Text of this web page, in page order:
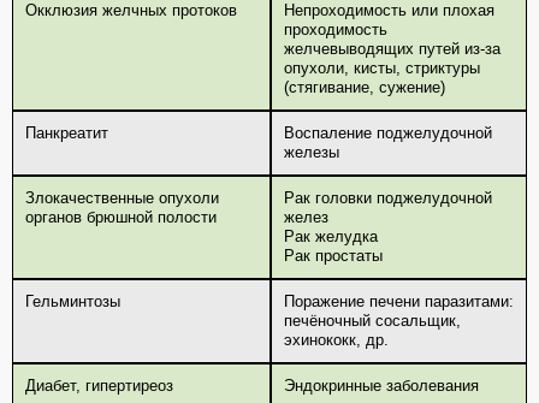
Окклюзия желчных протоков
Непроходимость или плохая
проходимость
желчевыводящих путей из-за
опухоли, кисты, стриктуры
(стягивание, сужение)
Панкреатит
Воспаление поджелудочной
железы
Злокачественные опухоли
органов брюшной полости
Рак головки поджелудочной
желез
Рак желудка
Рак простаты
Гельминтозы
Поражение печени паразитами:
печёночный сосальщик,
эхинококк, др.
Диабет, гипертиреоз Эндокринные заболевания